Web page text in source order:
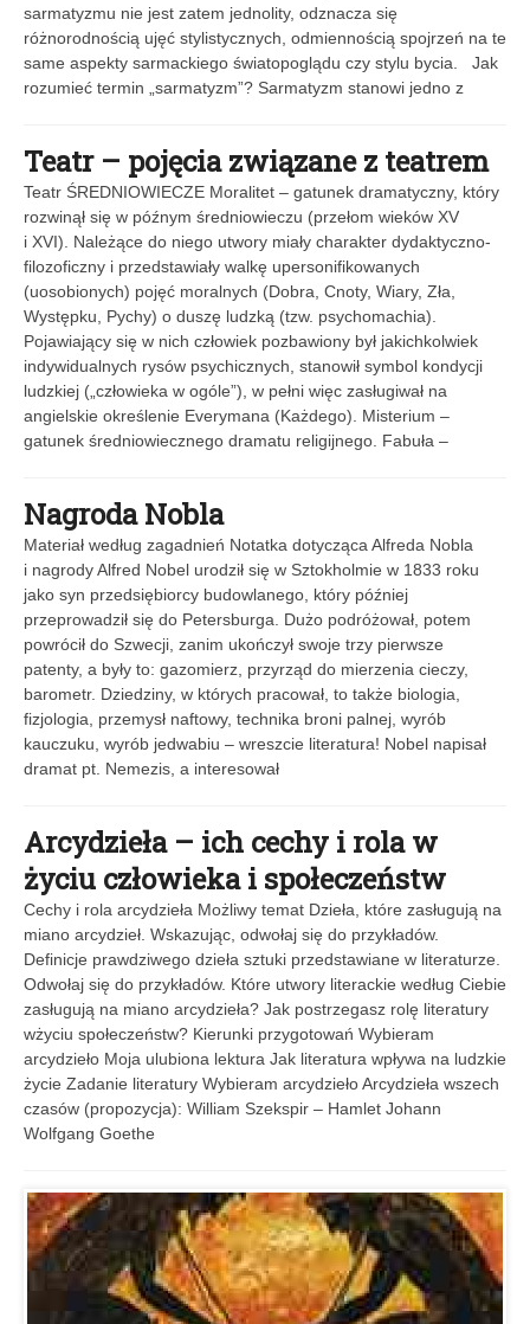
sarmatyzmu nie jest zatem jednolity, odznacza się
różnorodnością ujęć stylistycznych, odmiennością spojrzeń na te
same aspekty sarmackiego światopoglądu czy stylu bycia. Jak
rozumieć termin „sarmatyzm”? Sarmatyzm stanowi jedno z
Teatr – pojęcia związane z teatrem
Teatr ŚREDNIOWIECZE Moralitet – gatunek dramatyczny, który
rozwinął się w późnym średniowieczu (przełom wieków XV
i XVI). Należące do niego utwory miały charakter dydaktyczno-
filozoficzny i przedstawiały walkę upersonifikowanych
(uosobionych) pojęć moralnych (Dobra, Cnoty, Wiary, Zła,
Występku, Pychy) o duszę ludzką (tzw. psychomachia).
Pojawiający się w nich człowiek pozbawiony był jakichkolwiek
indywidualnych rysów psychicznych, stanowił symbol kondycji
ludzkiej („człowieka w ogóle”), w pełni więc zasługiwał na
angielskie określenie Everymana (Każdego). Misterium –
gatunek średniowiecznego dramatu religijnego. Fabuła –
Nagroda Nobla
Materiał według zagadnień Notatka dotycząca Alfreda Nobla
i nagrody Alfred Nobel urodził się w Sztokholmie w 1833 roku
jako syn przedsiębiorcy budowlanego, który później
przeprowadził się do Petersburga. Dużo podróżował, potem
powrócił do Szwecji, zanim ukończył swoje trzy pierwsze
patenty, a były to: gazomierz, przyrząd do mierzenia cieczy,
barometr. Dziedziny, w których pracował, to także biologia,
fizjologia, przemysł naftowy, technika broni palnej, wyrób
kauczuku, wyrób jedwabiu – wreszcie literatura! Nobel napisał
dramat pt. Nemezis, a interesował
Arcydzieła – ich cechy i rola w
życiu człowieka i społeczeństw
Cechy i rola arcydzieła Możliwy temat Dzieła, które zasługują na
miano arcydzieł. Wskazując, odwołaj się do przykładów.
Definicje prawdziwego dzieła sztuki przedstawiane w literaturze.
Odwołaj się do przykładów. Które utwory literackie według Ciebie
zasługują na miano arcydzieła? Jak postrzegasz rolę literatury
wżyciu społeczeństw? Kierunki przygotowań Wybieram
arcydzieło Moja ulubiona lektura Jak literatura wpływa na ludzkie
życie Zadanie literatury Wybieram arcydzieło Arcydzieła wszech
czasów (propozycja): William Szekspir – Hamlet Johann
Wolfgang Goethe